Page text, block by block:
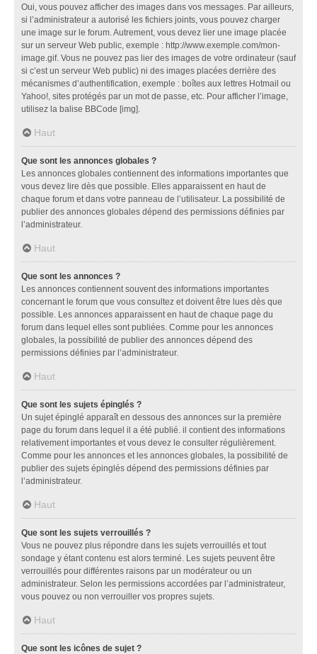
Oui, vous pouvez afficher des images dans vos messages. Par ailleurs,
si l’administrateur a autorisé les fichiers joints, vous pouvez charger
une image sur le forum. Autrement, vous devez lier une image placée
sur un serveur Web public, exemple : http://www.exemple.com/mon-
image.gif. Vous ne pouvez pas lier des images de votre ordinateur (sauf
si c’est un serveur Web public) ni des images placées derrière des
mécanismes d’authentification, exemple : boîtes aux lettres Hotmail ou
Yahoo!, sites protégés par un mot de passe, etc. Pour afficher l’image,
utilisez la balise BBCode [img].
Haut
Que sont les annonces globales ?
Les annonces globales contiennent des informations importantes que
vous devez lire dès que possible. Elles apparaissent en haut de
chaque forum et dans votre panneau de l’utilisateur. La possibilité de
publier des annonces globales dépend des permissions définies par
l’administrateur.
Haut
Que sont les annonces ?
Les annonces contiennent souvent des informations importantes
concernant le forum que vous consultez et doivent être lues dès que
possible. Les annonces apparaissent en haut de chaque page du
forum dans lequel elles sont publiées. Comme pour les annonces
globales, la possibilité de publier des annonces dépend des
permissions définies par l’administrateur.
Haut
Que sont les sujets épinglés ?
Un sujet épinglé apparaît en dessous des annonces sur la première
page du forum dans lequel il a été publié. il contient des informations
relativement importantes et vous devez le consulter régulièrement.
Comme pour les annonces et les annonces globales, la possibilité de
publier des sujets épinglés dépend des permissions définies par
l’administrateur.
Haut
Que sont les sujets verrouillés ?
Vous ne pouvez plus répondre dans les sujets verrouillés et tout
sondage y étant contenu est alors terminé. Les sujets peuvent être
verrouillés pour différentes raisons par un modérateur ou un
administrateur. Selon les permissions accordées par l’administrateur,
vous pouvez ou non verrouiller vos propres sujets.
Haut
Que sont les icônes de sujet ?